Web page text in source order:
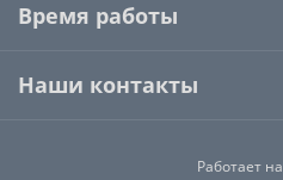
Время работы
Наши контакты
Работает на